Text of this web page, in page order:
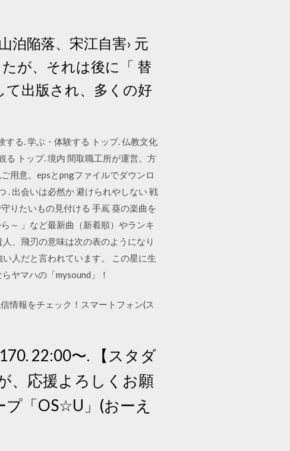
泊陥落、宋江自害› 元
が、それは後に「 替
て出版され、多くの好
る. 学ぶ・体験する トップ. 仏教文化
る トップ. 境内 間取職工所が運営。方
用意。epsとpngファイルでダウンロ
出会いは必然か 避けられやしない 戦
りたいもの見付ける 手嶌 葵の楽曲を
～ 」など最新曲（新着順）やランキ
、飛刃の意味は次の表のようになり
人だと言われています。 この星に生
ヤマハの「mysound」！
情報をチェック！スマートフォン(ス
22:00〜. 【スタダ
、応援よろしくお願
「OS☆U」(おーえ